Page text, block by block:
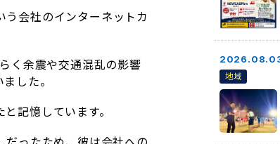
会社のインターネットカ
く余震や交通混乱の影響
した。
記憶しています。
地域